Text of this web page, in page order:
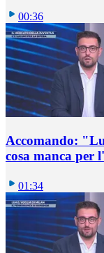
00:36
Accomando:
cosa manca per
01:34